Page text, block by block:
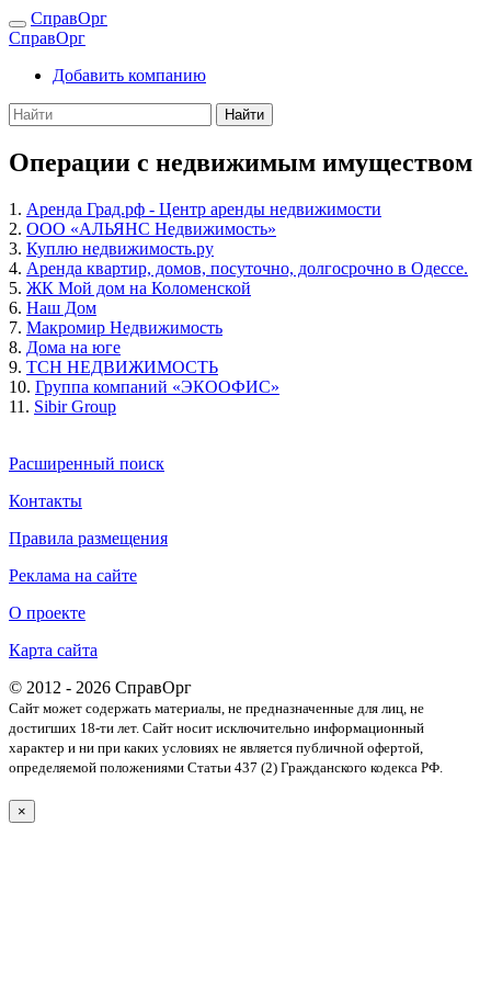
СправОрг
СправОрг
Добавить компанию
Найти
Операции с недвижимым имуществом
1. Аренда Град.рф - Центр аренды недвижимости
2. ООО «АЛЬЯНС Недвижимость»
3. Куплю недвижимость.ру
4. Аренда квартир, домов, посуточно, долгосрочно в Одессе.
5. ЖК Мой дом на Коломенской
6. Наш Дом
7. Макромир Недвижимость
8. Дома на юге
9. ТСН НЕДВИЖИМОСТЬ
10. Группа компаний «ЭКООФИС»
11. Sibir Group
Расширенный поиск
Контакты
Правила размещения
Реклама на сайте
О проекте
Карта сайта
© 2012 - 2026 СправОрг
Сайт может содержать материалы, не предназначенные для лиц, не
достигших 18-ти лет. Cайт носит исключительно информационный
характер и ни при каких условиях не является публичной офертой,
определяемой положениями Статьи 437 (2) Гражданского кодекса РФ.
×